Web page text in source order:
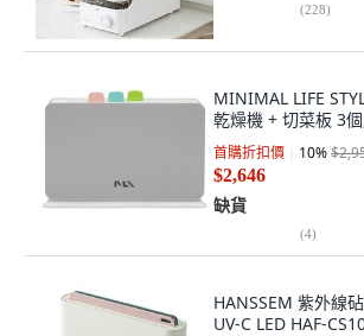
(228)
MINIMAL LIFE
乾燥機 + 切菜板 3
首購折扣價 10%
$2,646
缺貨
(4)
HANSSEM 紫外線
UV-C LED HAF-